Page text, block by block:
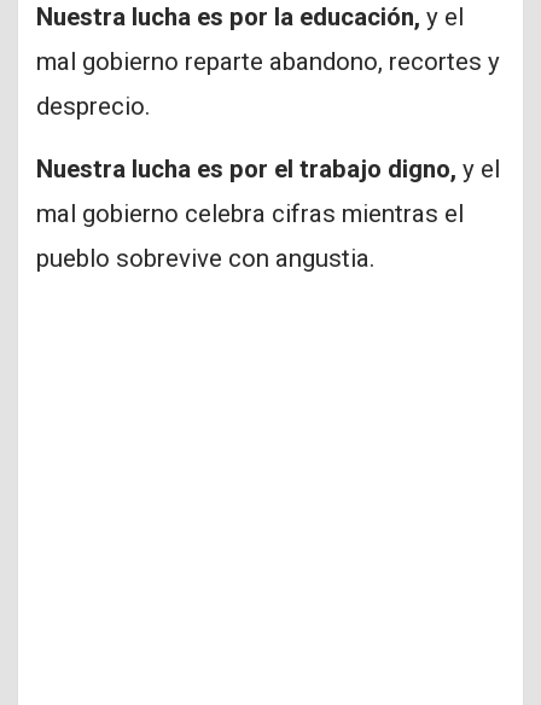
Nuestra lucha es por la educación, y el
mal gobierno reparte abandono, recortes y
desprecio.
Nuestra lucha es por el trabajo digno, y el
mal gobierno celebra cifras mientras el
pueblo sobrevive con angustia.